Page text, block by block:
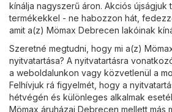
kínálja nagyszerű áron. Akciós újságjuk
termékekkel - ne habozzon hát,
amit a(z) Mömax Debrecen lakóinak
Szeretné megtudni, hogy mi a(z)
nyitvatartása? A nyitvatartásra
a weboldalunkon vagy közvetlenül a
Felhívjuk rá figyelmét, hogy a
hétvégén és különleges alkalmak
Mömax áruházai Debrecen mellett más